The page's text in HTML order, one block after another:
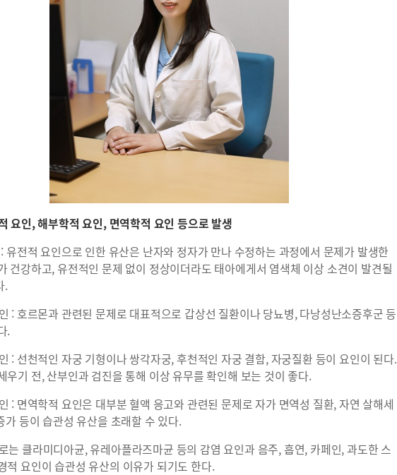
요인, 해부학적 요인, 면역학적 요인 등으로 발생
유전적 요인으로 인한 유산은 난자와 정자가 만나 수정하는 과정에서 문제가 발생한
건강하고, 유전적인 문제 없이 정상이더라도 태아에게서 염색체 이상 소견이 발견될
.
: 호르몬과 관련된 문제로 대표적으로 갑상선 질환이나 당뇨병, 다낭성난소증후군 등
.
: 선천적인 자궁 기형이나 쌍각자궁, 후천적인 자궁 결함, 자궁질환 등이 요인이 된다.
우기 전, 산부인과 검진을 통해 이상 유무를 확인해 보는 것이 좋다.
: 면역학적 요인은 대부분 혈액 응고와 관련된 문제로 자가 면역성 질환, 자연 살해세
가 등이 습관성 유산을 초래할 수 있다.
는 클라미디아균, 유레아플라즈마균 등의 감염 요인과 음주, 흡연, 카페인, 과도한 스
적 요인이 습관성 유산의 이유가 되기도 한다.